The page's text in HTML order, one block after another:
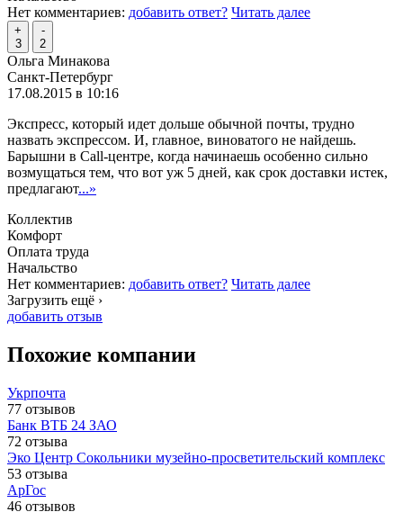
Нет комментариев: добавить ответ? Читать далее
+
3
-
2
Ольга Минакова
Санкт-Петербург
17.08.2015 в 10:16
Экспресс, который идет дольше обычной почты, трудно
назвать экспрессом. И, главное, виноватого не найдешь.
Барышни в Call-центре, когда начинаешь особенно сильно
возмущаться тем, что вот уж 5 дней, как срок доставки истек,
предлагают...»
Коллектив
Комфорт
Оплата труда
Начальство
Нет комментариев: добавить ответ? Читать далее
Загрузить ещё ›
добавить отзыв
Похожие компании
Укрпочта
77 отзывов
Банк ВТБ 24 ЗАО
72 отзыва
Эко Центр Сокольники музейно-просветительский комплекс
53 отзыва
АрГос
46 отзывов